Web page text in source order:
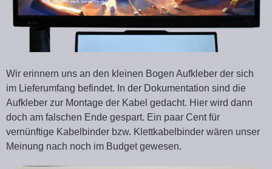
Wir erinnern uns an den kleinen Bogen Aufkleber der sich
im Lieferumfang befindet. In der Dokumentation sind die
Aufkleber zur Montage der Kabel gedacht. Hier wird dann
doch am falschen Ende gespart. Ein paar Cent für
vernünftige Kabelbinder bzw. Klettkabelbinder wären unser
Meinung nach noch im Budget gewesen.